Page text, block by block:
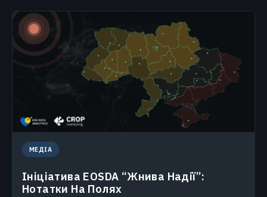
МЕДІА
Ініціатива EOSDA “Жнива Надії”:
Нотатки На Полях